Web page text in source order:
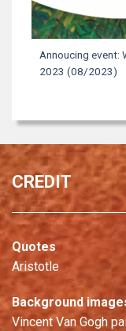
Annoucing event:
2023 (08/2023)
CREDIT
Quotes
Aristotle
Background
Vincent Van Gogh